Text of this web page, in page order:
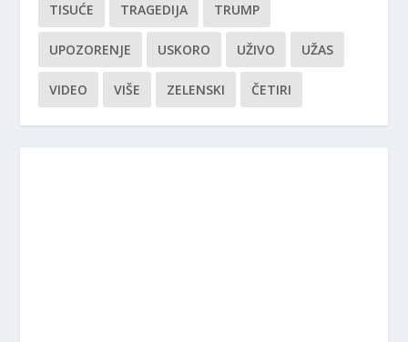
TISUĆE TRAGEDIJA TRUMP
UPOZORENJE USKORO UŽIVO UŽAS
VIDEO VIŠE ZELENSKI ČETIRI